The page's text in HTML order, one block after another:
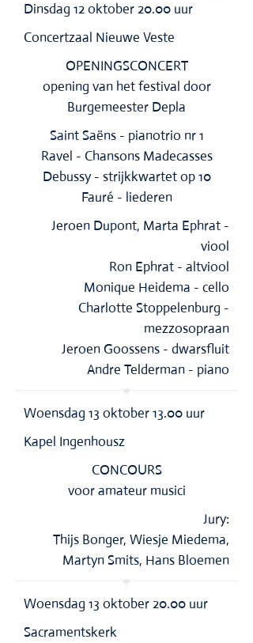
Dinsdag 12 oktober 20.00 uur
Concertzaal Nieuwe Veste
OPENINGSCONCERT
opening van het festival door
Burgemeester Depla
Saint Saëns - pianotrio nr 1
Ravel - Chansons Madecasses
Debussy - strijkkwartet op 10
Fauré - liederen
Jeroen Dupont, Marta Ephrat -
viool
Ron Ephrat - altviool
Monique Heidema - cello
Charlotte Stoppelenburg -
mezzosopraan
Jeroen Goossens - dwarsfluit
Andre Telderman - piano
Woensdag 13 oktober 13.00 uur
Kapel Ingenhousz
CONCOURS
voor amateur musici
Jury:
Thijs Bonger, Wiesje Miedema,
Martyn Smits, Hans Bloemen
Woensdag 13 oktober 20.00 uur
Sacramentskerk